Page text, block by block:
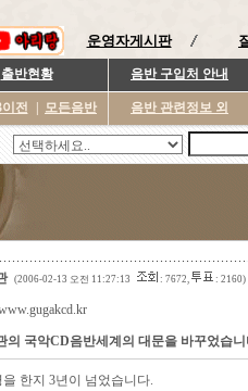
운영자게시판
출반현황 음반 구입처 안내
이전 모든음반 음반 관련정보 외
(2006-02-13 오전 11:27:13 : 7672, : 2160)
의 국악CD음반세계의 대문을 바꾸었습니
한지 3년이 넘었습니다.